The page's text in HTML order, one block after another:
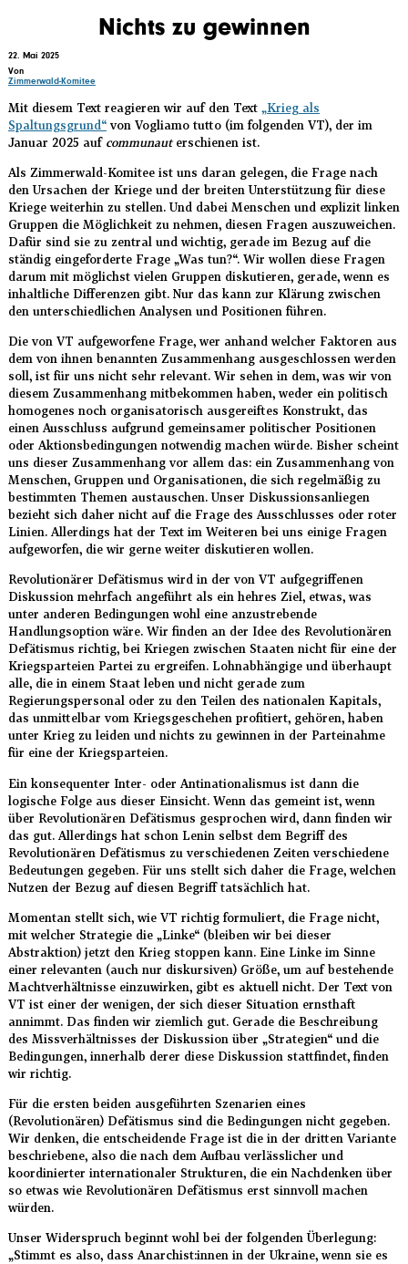
Inhalt
Nichts zu gewinnen
22. Mai 2025
Von
Zimmerwald-Komitee
Mit diesem Text reagieren wir auf den Text „Krieg als
Spaltungsgrund“von Vogliamo tutto (im folgenden VT), der im
Januar 2025 auf communauterschienen ist.
Als Zimmerwald-Komitee ist uns daran gelegen, die Frage nach
den Ursachen der Kriege und der breiten Unterstützung für diese
Kriege weiterhin zu stellen. Und dabei Menschen und explizit linken
Gruppen die Möglichkeit zu nehmen, diesen Fragen auszuweichen.
Dafür sind sie zu zentral und wichtig, gerade im Bezug auf die
ständig eingeforderte Frage „Was tun?“. Wir wollen diese Fragen
darum mit möglichst vielen Gruppen diskutieren, gerade, wenn es
inhaltliche Differenzen gibt. Nur das kann zur Klärung zwischen
den unterschiedlichen Analysen und Positionen führen.
Die von VT aufgeworfene Frage, wer anhand welcher Faktoren aus
dem von ihnen benannten Zusammenhang ausgeschlossen werden
soll, ist für uns nicht sehr relevant. Wir sehen in dem, was wir von
diesem Zusammenhang mitbekommen haben, weder ein politisch
homogenes noch organisatorisch ausgereiftes Konstrukt, das
einen Ausschluss aufgrund gemeinsamer politischer Positionen
oder Aktionsbedingungen notwendig machen würde. Bisher scheint
uns dieser Zusammenhang vor allem das: ein Zusammenhang von
Menschen, Gruppen und Organisationen, die sich regelmäßig zu
bestimmten Themen austauschen. Unser Diskussionsanliegen
bezieht sich daher nicht auf die Frage des Ausschlusses oder roter
Linien. Allerdings hat der Text im Weiteren bei uns einige Fragen
aufgeworfen, die wir gerne weiter diskutieren wollen.
Revolutionärer Defätismus wird in der von VT aufgegriffenen
Diskussion mehrfach angeführt als ein hehres Ziel, etwas, was
unter anderen Bedingungen wohl eine anzustrebende
Handlungsoption wäre. Wir finden an der Idee des Revolutionären
Defätismus richtig, bei Kriegen zwischen Staaten nicht für eine der
Kriegsparteien Partei zu ergreifen. Lohnabhängige und überhaupt
alle, die in einem Staat leben und nicht gerade zum
Regierungspersonal oder zu den Teilen des nationalen Kapitals,
das unmittelbar vom Kriegsgeschehen profitiert, gehören, haben
unter Krieg zu leiden und nichts zu gewinnen in der Parteinahme
für eine der Kriegsparteien.
Ein konsequenter Inter- oder Antinationalismus ist dann die
logische Folge aus dieser Einsicht. Wenn das gemeint ist, wenn
über Revolutionären Defätismus gesprochen wird, dann finden wir
das gut. Allerdings hat schon Lenin selbst dem Begriff des
Revolutionären Defätismus zu verschiedenen Zeiten verschiedene
Bedeutungen gegeben. Für uns stellt sich daher die Frage, welchen
Nutzen der Bezug auf diesen Begriff tatsächlich hat.
Momentan stellt sich, wie VT richtig formuliert, die Frage nicht,
mit welcher Strategie die „Linke“ (bleiben wir bei dieser
Abstraktion) jetzt den Krieg stoppen kann. Eine Linke im Sinne
einer relevanten (auch nur diskursiven) Größe, um auf bestehende
Machtverhältnisse einzuwirken, gibt es aktuell nicht. Der Text von
VT ist einer der wenigen, der sich dieser Situation ernsthaft
annimmt. Das finden wir ziemlich gut. Gerade die Beschreibung
des Missverhältnisses der Diskussion über „Strategien“ und die
Bedingungen, innerhalb derer diese Diskussion stattfindet, finden
wir richtig.
Für die ersten beiden ausgeführten Szenarien eines
(Revolutionären) Defätismus sind die Bedingungen nicht gegeben.
Wir denken, die entscheidende Frage ist die in der dritten Variante
beschriebene, also die nach dem Aufbau verlässlicher und
koordinierter internationaler Strukturen, die ein Nachdenken über
so etwas wie Revolutionären Defätismus erst sinnvoll machen
würden.
Unser Widerspruch beginnt wohl bei der folgenden Überlegung:
„Stimmt es also, dass Anarchist:innen in der Ukraine, wenn sie es